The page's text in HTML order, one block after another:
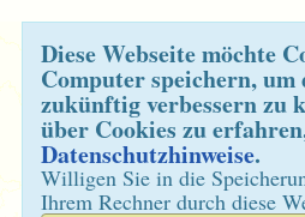
Diese Webseite möchte
Computer speichern, um
zukünftig verbessern zu
über Cookies zu
Datenschutzhinweise.
Willigen Sie in die
Ihrem Rechner durch diese